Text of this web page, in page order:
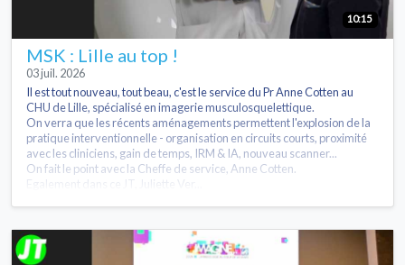
10:15
MSK : Lille au top !
03 juil. 2026
Il est tout nouveau, tout beau, c'est le service du Pr Anne Cotten au
CHU de Lille, spécialisé en imagerie musculosquelettique.
On verra que les récents aménagements permettent l'explosion de la
pratique interventionnelle - organisation en circuits courts, proximité
avec les cliniciens, gain de temps, IRM & IA, nouveau scanner...
On fait le point avec la Cheffe de service, Anne Cotten.
Egalement dans ce JT, Juliette Ver...